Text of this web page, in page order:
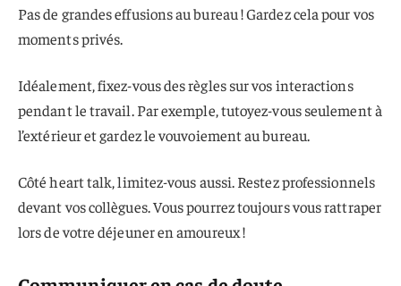
Pas de grandes effusions au bureau ! Gardez cela pour vos
moments privés.
Idéalement, fixez-vous des règles sur vos interactions
pendant le travail. Par exemple, tutoyez-vous seulement à
l’extérieur et gardez le vouvoiement au bureau.
Côté heart talk, limitez-vous aussi. Restez professionnels
devant vos collègues. Vous pourrez toujours vous rattraper
lors de votre déjeuner en amoureux !